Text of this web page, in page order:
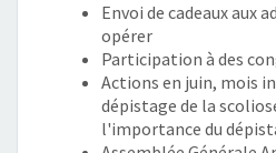
Envoi de cadeaux aux
opérer
Participation à des
Actions en juin, mois
dépistage de la
l'importance du